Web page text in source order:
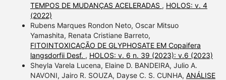
TEMPOS DE MUDANÇAS ACELERADAS , HOLOS: v. 4
(2022)
Rubens Marques Rondon Neto, Oscar Mitsuo
Yamashita, Renata Cristiane Barreto,
FITOINTOXICAÇÃO DE GLYPHOSATE EM Copaifera
langsdorfii Desf. , HOLOS: v. 6 n. 39 (2023): v.6 (2023)
Sheyla Varela Lucena, Elaine D. BANDEIRA, Julio A.
NAVONI, Jairo R. SOUZA, Dayse C. S. CUNHA, ANÁLISE